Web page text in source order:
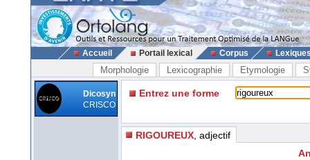
Accueil Portail lexical Corpus
Morphologie Lexicographie Etymologie
Dicosyn
CRISCO
Entrez une forme
RIGOUREUX , adjectif